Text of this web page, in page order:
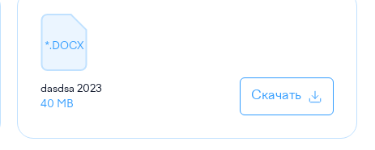
*.DOCX
dasdsa 2023
40 MB
Скачать